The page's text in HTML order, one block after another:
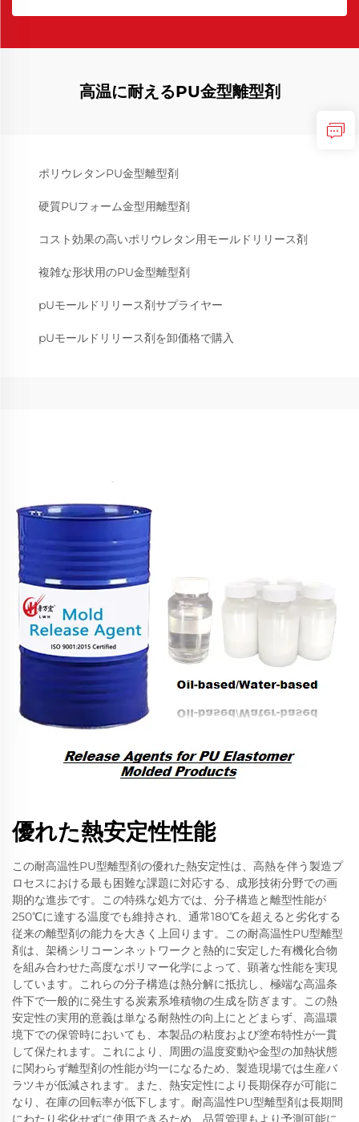
高温に耐えるPU金型離型剤
ポリウレタンPU金型離型剤
硬質PUフォーム金型用離型剤
コスト効果の高いポリウレタン用モールドリリース剤
複雑な形状用のPU金型離型剤
pUモールドリリース剤サプライヤー
pUモールドリリース剤を卸価格で購入
優れた熱安定性性能
この耐高温性PU型離型剤の優れた熱安定性は、高熱を伴う製造プ
ロセスにおける最も困難な課題に対応する、成形技術分野での画
期的な進歩です。この特殊な処方では、分子構造と離型性能が
250℃に達する温度でも維持され、通常180℃を超えると劣化する
従来の離型剤の能力を大きく上回ります。この耐高温性PU型離型
剤は、架橋シリコーンネットワークと熱的に安定した有機化合物
を組み合わせた高度なポリマー化学によって、顕著な性能を実現
しています。これらの分子構造は熱分解に抵抗し、極端な高温条
件下で一般的に発生する炭素系堆積物の生成を防ぎます。この熱
安定性の実用的意義は単なる耐熱性の向上にとどまらず、高温環
境下での保管時においても、本製品の粘度および塗布特性が一貫
して保たれます。これにより、周囲の温度変動や金型の加熱状態
に関わらず離型剤の性能が均一になるため、製造現場では生産バ
ラツキが低減されます。また、熱安定性により長期保存が可能に
なり、在庫の回転率が低下します。耐高温性PU型離型剤は長期間
にわたり劣化せずに使用できるため、品質管理もより予測可能に